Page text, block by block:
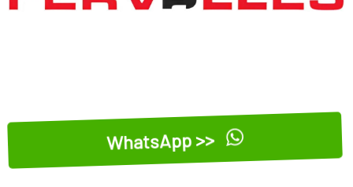
WhatsApp >>